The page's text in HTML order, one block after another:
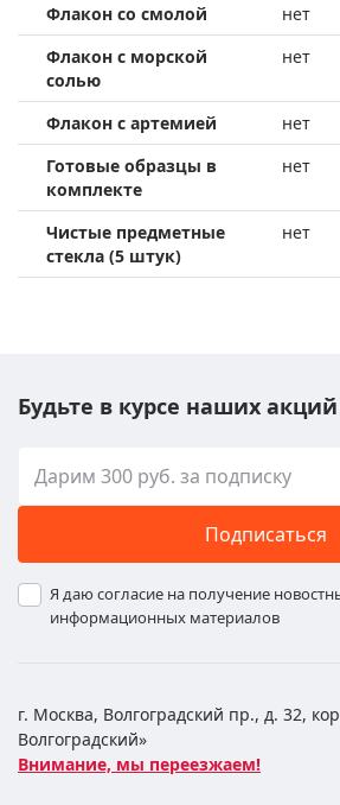
Флакон со смолой
нет
Флакон с морской
солью
нет
Флакон с артемией нет
Готовые образцы в
комплекте
нет
Чистые предметные
стекла (5 штук)
нет
Будьте в курсе наших
Подписаться
Я даю согласие на получение
информационных материалов
г. Москва, Волгоградский пр., д. 32,
Волгоградский»
Внимание, мы переезжаем!